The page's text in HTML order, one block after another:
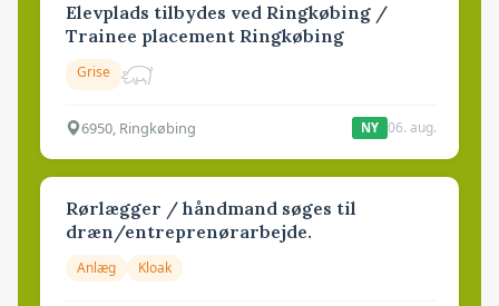
Elevplads tilbydes ved Ringkøbing /
Trainee placement Ringkøbing
Grise
6950, Ringkøbing NY 06. aug.
Rørlægger / håndmand søges til
dræn/entreprenørarbejde.
Anlæg Kloak